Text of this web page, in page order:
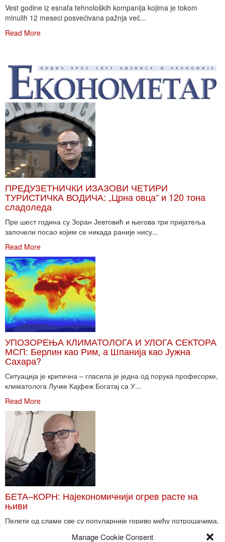
Manage Cookie Consent
Vest godine iz esnafa tehnoloških kompanija kojima je tokom
minulih 12 meseci posvećivana pažnja već...
Read More
ПРЕДУЗЕТНИЧКИ ИЗАЗОВИ ЧЕТИРИ
ТУРИСТИЧКА ВОДИЧА: „Црна овца“ и 120 тона
сладоледа
Пре шест година су Зоран Јевтовић и његова три пријатеља
започели посао којим се никада раније нису...
Read More
УПОЗОРЕЊА КЛИМАТОЛОГА И УЛОГА СЕКТОРА
МСП: Берлин као Рим, а Шпанија као Јужна
Сахара?
Ситуација је критична – гласила је једна од порука професорке,
климатолога Лучке Кајфеж Богатај са У...
Read More
БЕТА–КОРН: Најекономичнији огрев расте на
њиви
Пелети од сламе све су популарније гориво међу потрошачима.